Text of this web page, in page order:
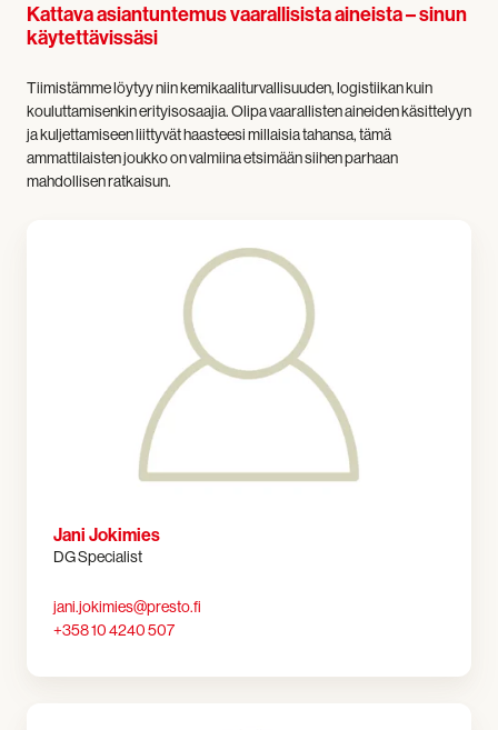
Kattava asiantuntemus vaarallisista aineista – sinun
käytettävissäsi
Tiimistämme löytyy niin kemikaaliturvallisuuden, logistiikan kuin
kouluttamisenkin erityisosaajia. Olipa vaarallisten aineiden käsittelyyn
ja kuljettamiseen liittyvät haasteesi millaisia tahansa, tämä
ammattilaisten joukko on valmiina etsimään siihen parhaan
mahdollisen ratkaisun.
Jani Jokimies
DG Specialist
jani.jokimies@presto.fi
+358 10 4240 507